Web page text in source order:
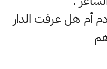
أم هل عرفت الدار